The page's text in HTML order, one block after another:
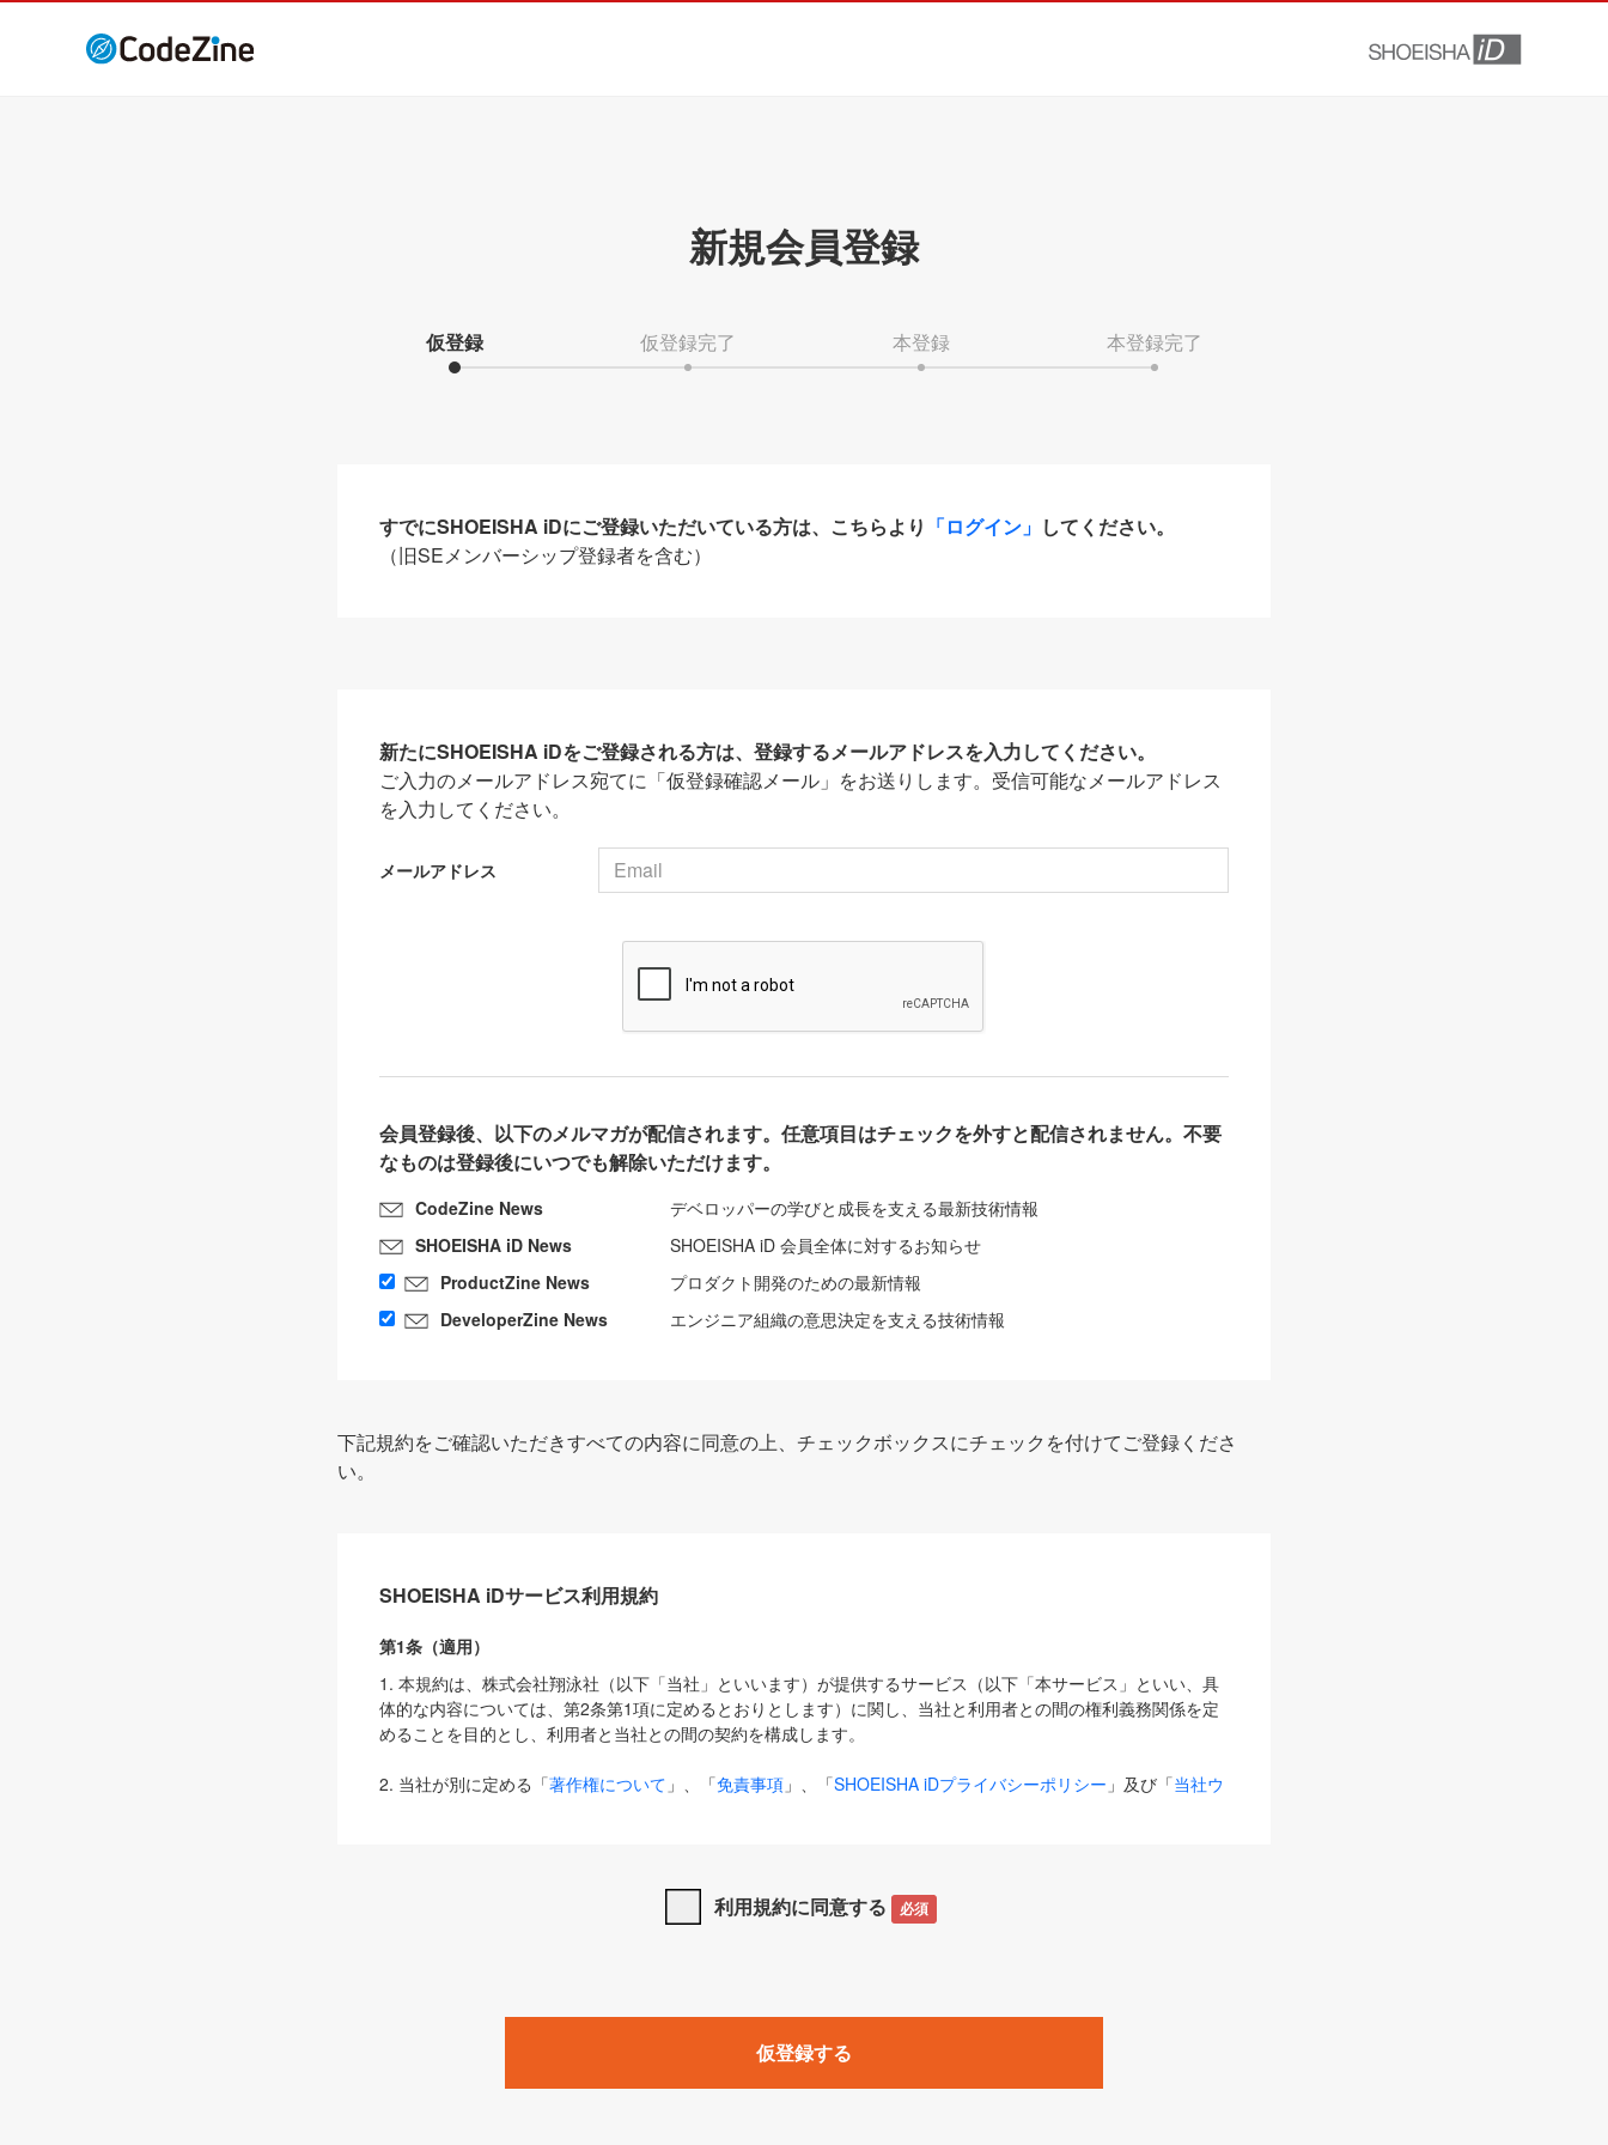
新規会員登録
仮登録 仮登録完了 本登録 本登録完了
すでにSHOEISHA iDにご登録いただいている方は、こちらより 「ログイン」 してください。
（旧SEメンバーシップ登録者を含む）
新たにSHOEISHA iDをご登録される方は、登録するメールアドレスを入力してください。
ご入力のメールアドレス宛てに「仮登録確認メール」をお送りします。受信可能なメールアドレス
を入力してください。
メールアドレス
会員登録後、以下のメルマガが配信されます。任意項目はチェックを外すと配信されません。不要
なものは登録後にいつでも解除いただけます。
CodeZine News
デベロッパーの学びと成長を支える最新技術情報
SHOEISHA iD News
SHOEISHA iD 会員全体に対するお知らせ
ProductZine News
プロダクト開発のための最新情報
DeveloperZine News
エンジニア組織の意思決定を支える技術情報
下記規約をご確認いただきすべての内容に同意の上、チェックボックスにチェックを付けてご登録くださ
い。
SHOEISHA iDサービス利用規約
第1条（適用）
1. 本規約は、株式会社翔泳社（以下「当社」といいます）が提供するサービス（以下「本サービス」といい、具
体的な内容については、第2条第1項に定めるとおりとします）に関し、当社と利用者との間の権利義務関係を定
めることを目的とし、利用者と当社との間の契約を構成します。
2. 当社が別に定める「著作権について 」、「免責事項 」、「SHOEISHA iDプライバシーポリシー 」及び「当社ウ
は、本規約の規定が優先して適用されるものとします。
1. 「本サービス」とは、当社が提供する以下のサービス（名称や内容が変更された場合、変更後のサービスを含
みます）及びこれらサービスに関連して当社が実施するイベントやキャンペーンをいいます。
「SEBook」「SEShop」「CodeZine」「MarkeZine」「EnterpriseZine」「ECzine」「Biz/Zine」「HRzine」
利用規約に同意する 必須
仮登録する